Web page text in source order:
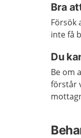
Bra
Försök
inte få
Du
Be om
förstår